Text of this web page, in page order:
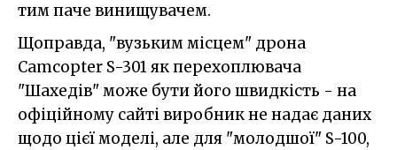
тим паче винищувачем.
Щоправда, "вузьким місцем" дрона
Camcopter S-301 як перехоплювача
"Шахедів" може бути його швидкість - на
офіційному сайті виробник не надає даних
щодо цієї моделі, але для "молодшої" S-100,